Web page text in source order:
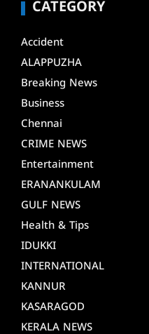
CATEGORY
Accident
ALAPPUZHA
Breaking News
Business
Chennai
CRIME NEWS
Entertainment
ERANANKULAM
GULF NEWS
Health & Tips
IDUKKI
INTERNATIONAL
KANNUR
KASARAGOD
KERALA NEWS